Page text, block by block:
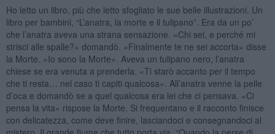
Ho letto un libro, più che letto sfogliato le sue belle illustrazioni. Un
libro per bambini, “L’anatra, la morte e il tulipano”. Era da un po’
che l’anatra aveva una strana sensazione. «Chi sei, e perché mi
strisci alle spalle?» domandò. «Finalmente te ne sei accorta» disse
la Morte. «Io sono la Morte». Aveva un tulipano nero, l’anatra
chiese se era venuta a prenderla. «Ti starò accanto per il tempo
che ti resta… nel caso ti capiti qualcosa». All’anatra venne la pelle
d’oca e domandò se a quel qualcosa era lei che ci pensava. «Ci
pensa la vita» rispose la Morte. Si frequentano e il racconto finisce
con delicatezza, come deve finire, lasciandoci e consegnandoci al